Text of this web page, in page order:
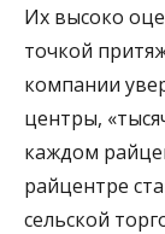
Их высоко
точкой
компании
центры,
каждом
райцентре
сельской